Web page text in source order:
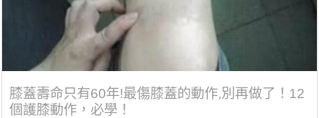
膝蓋壽命只有60年!最傷膝蓋的動作,別再做了！12
個護膝動作，必學！